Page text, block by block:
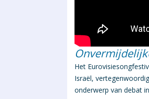
Het
Israël,
onderwerp van debat